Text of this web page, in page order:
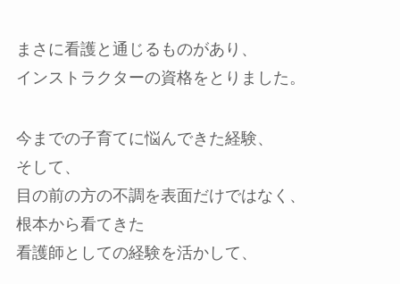
まさに看護と通じるものがあり、
インストラクターの資格をとりました。
今までの子育てに悩んできた経験、
そして、
目の前の方の不調を表面だけではなく、
根本から看てきた
看護師としての経験を活かして、